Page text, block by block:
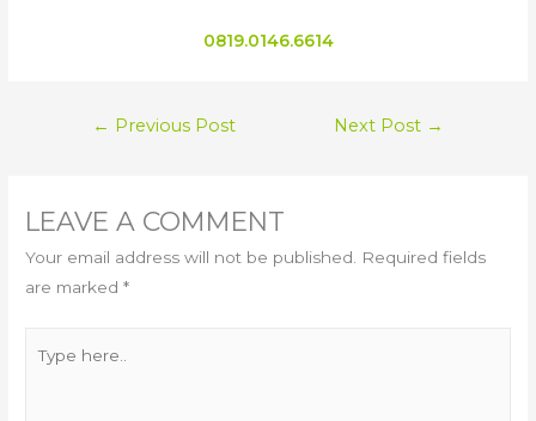
0819.0146.6614
POST
← Previous Post Next Post →
LEAVE A COMMENT
Your email address will not be published.
Required fields
are marked*
here..